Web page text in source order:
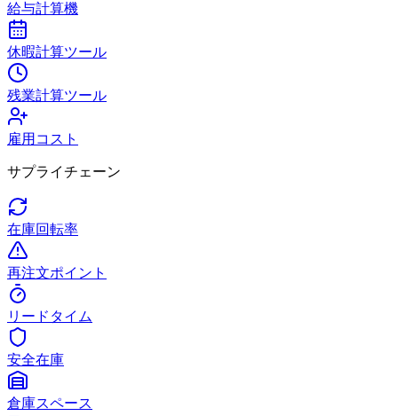
給与計算機
休暇計算ツール
残業計算ツール
雇用コスト
サプライチェーン
在庫回転率
再注文ポイント
リードタイム
安全在庫
倉庫スペース